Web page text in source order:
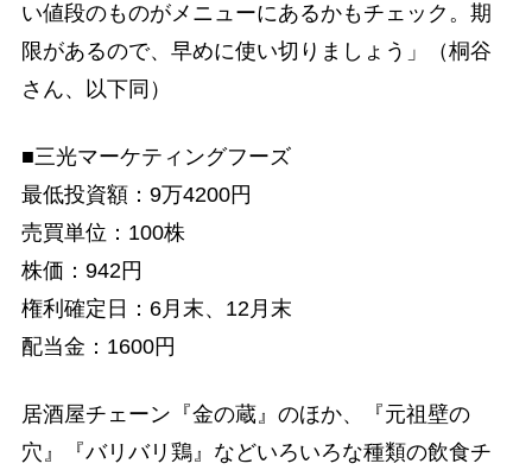
い値段のものがメニューにあるかもチェック。期
限があるので、早めに使い切りましょう」（桐谷
さん、以下同）
■三光マーケティングフーズ
最低投資額：9万4200円
売買単位：100株
株価：942円
権利確定日：6月末、12月末
配当金：1600円
居酒屋チェーン『金の蔵』のほか、『元祖壁の
穴』『バリバリ鶏』などいろいろな種類の飲食チ